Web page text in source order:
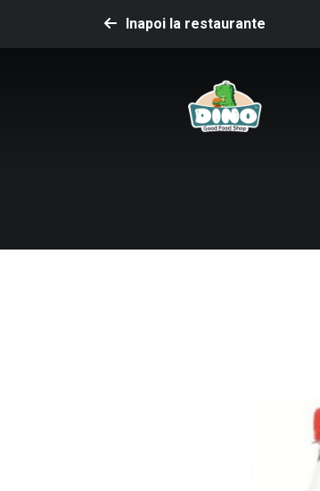
Inapoi la restaurante